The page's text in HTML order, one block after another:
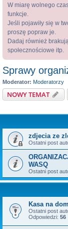
W miarę wolnego
funkcje.
Jeśli pojawiły się w
proszę popraw je.
Dadaj również
społecznościowe itp.
Sprawy
Moderator: Moderatorzy
NOWY TEMAT
zdjecia ze
Ostatni post
WASQ
Ostatni post
Kasa na
Ostatni post
Odpowiedzi: 56